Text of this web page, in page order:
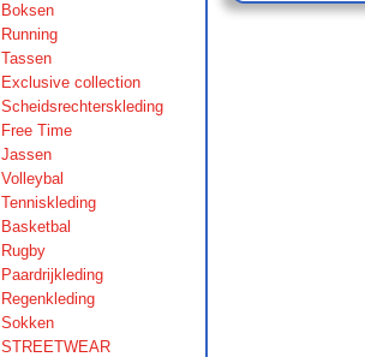
Boksen
Running
Tassen
Exclusive collection
Scheidsrechterskleding
Free Time
Jassen
Volleybal
Tenniskleding
Basketbal
Rugby
Paardrijkleding
Regenkleding
Sokken
STREETWEAR